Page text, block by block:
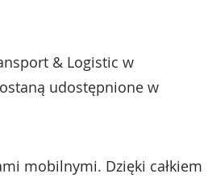
& Logistic w
udostępnione w
mobilnymi. Dzięki całkiem